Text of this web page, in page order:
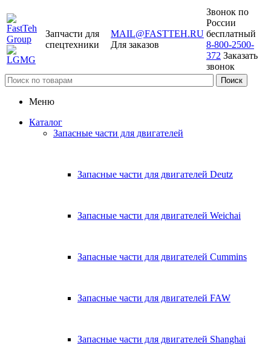
Запчасти для
спецтехники
MAIL@FASTTEH.RU
Для заказов
Звонок по
России
бесплатный
8-800-2500-
372 Заказать
звонок
Меню
Каталог
Запасные части для двигателей
Запасные части для двигателей Deutz
Запасные части для двигателей Weichai
Запасные части для двигателей Cummins
Запасные части для двигателей FAW
Запасные части для двигателей Shanghai